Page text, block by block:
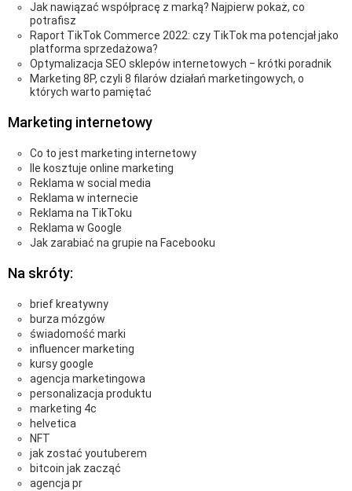
Jak nawiązać współpracę z marką? Najpierw pokaż, co
potrafisz
Raport TikTok Commerce 2022: czy TikTok ma potencjał jako
platforma sprzedażowa?
Optymalizacja SEO sklepów internetowych ‒ krótki poradnik
Marketing 8P, czyli 8 filarów działań marketingowych, o
których warto pamiętać
Marketing internetowy
Co to jest marketing internetowy
Ile kosztuje online marketing
Reklama w social media
Reklama w internecie
Reklama na TikToku
Reklama w Google
Jak zarabiać na grupie na Facebooku
Na skróty:
brief kreatywny
burza mózgów
świadomość marki
influencer marketing
kursy google
agencja marketingowa
personalizacja produktu
marketing 4c
helvetica
NFT
jak zostać youtuberem
bitcoin jak zacząć
agencja pr